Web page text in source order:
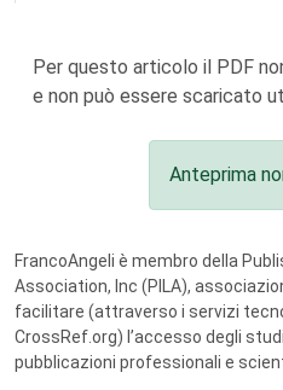
Per questo articolo il PDF
e non può essere scaricato
Anteprima
FrancoAngeli è membro della
Association, Inc (PILA),
facilitare (attraverso i servizi
CrossRef.org) l’accesso degli
pubblicazioni professionali e